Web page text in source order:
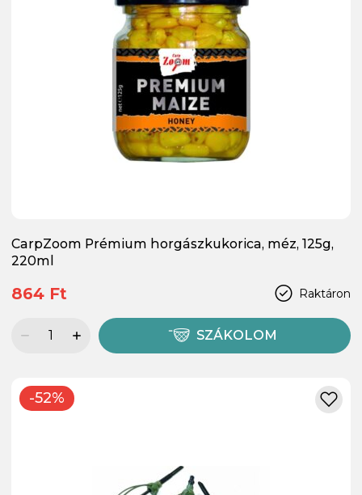
CarpZoom Prémium horgászkukorica, méz, 125g,
220ml
Raktáron
864 Ft
SZÁKOLOM
-52%